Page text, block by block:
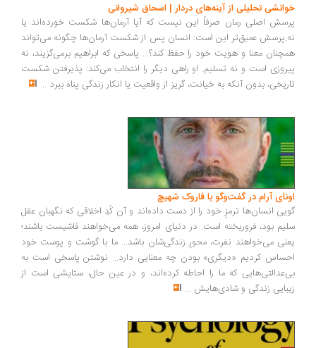
تحلیلی از آینه‌های دردار | اسحاق شیروانی
اصلی رمان صرفاً این نیست که آیا آرمان‌ها شکست خورده‌اند یا
عمیق‌تر این است: انسان پس از شکست آرمان‌ها چگونه می‌تواند
معنا و هویت خود را حفظ کند؟... پاسخی که ابراهیم برمی‌گزیند، نه
است و نه تسلیم. او راهی دیگر را انتخاب می‌کند: پذیرفتن شکست
بدون آنکه به خیانت، گریز از واقعیت یا انکار زندگی پناه ببرد...
آرام در گفت‌وگو با فاروک شهیچ‭
انسان‌ها ترمزِ خود را از دست داده‌اند و آن کُدِ اخلاقی که نگهبان عقل
بود، فروریخته است. در دنیای امروز، همه می‌خواهند فاشیست باشند؛
می‌خواهند نفرت، محورِ زندگی‌شان باشد... ما با گوشت و پوست خود
کردیم «دیگری» بودن چه معنایی دارد... نوشتن پاسخی است به
که ما را احاطه کرده‌اند، و در عین حال، ستایشی است از
زندگی و شادی‌هایش...